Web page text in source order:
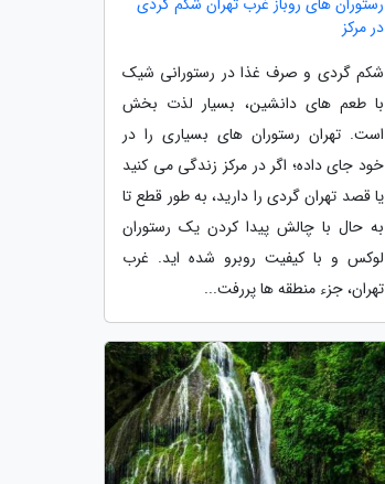
در مرکز
شکم گردی و صرف غذا در رستورانی شیک
با طعم های دانشین، بسیار لذت بخش
است. تهران رستوران های بسیاری را در
خود جای داده؛ اگر در مرکز زندگی می کنید
یا قصد تهران گردی را دارید، به طور قطع تا
به حال با چالش پیدا کردن یک رستوران
لوکس و با کیفیت روبرو شده اید. غرب
تهران، جزء منطقه ها پررفت...